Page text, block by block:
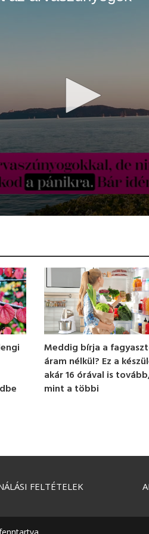
Meddig bírja a
áram nélkül? Ez a
akár 16 órával is
mint a többi
FELTÉTELEK